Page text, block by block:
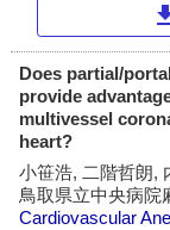
Does partial/
provide
multivessel
heart?
小笹浩, 二階哲朗,
鳥取県立中央病院
Cardiovascular